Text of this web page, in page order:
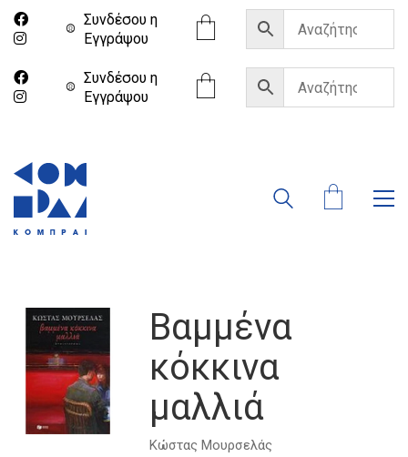
Συνδέσου η
Eγγράψου
Συνδέσου η
Eγγράψου
Βαμμένα
κόκκινα
μαλλιά
Κώστας Μουρσελάς